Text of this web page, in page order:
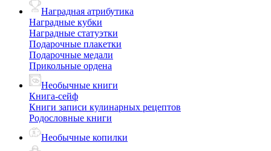
Наградная атрибутика
Наградные кубки
Наградные статуэтки
Подарочные плакетки
Подарочные медали
Прикольные ордена
Необычные книги
Книга-сейф
Книги записи кулинарных рецептов
Родословные книги
Необычные копилки